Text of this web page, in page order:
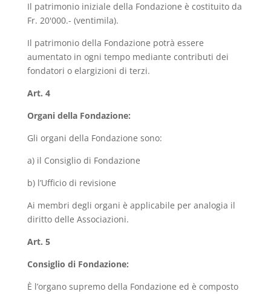
Il patrimonio iniziale della Fondazione è costituito da
Fr. 20'000.- (ventimila).
Il patrimonio della Fondazione potrà essere
aumentato in ogni tempo mediante contributi dei
fondatori o elargizioni di terzi.
Art. 4
Organi della Fondazione:
Gli organi della Fondazione sono:
a) il Consiglio di Fondazione
b) l’Ufficio di revisione
Ai membri degli organi è applicabile per analogia il
diritto delle Associazioni.
Art. 5
Consiglio di Fondazione:
È l’organo supremo della Fondazione ed è composto